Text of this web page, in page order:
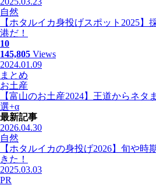
自然
【ホタルイカ身投げスポット2025】
港だ！
10
145,805 Views
2024.01.09
まとめ
お土産
【富山のお土産2024】王道からネタ
選+α
最新記事
2026.04.30
自然
【ホタルイカの身投げ2026】旬や時
きた！
2025.03.03
PR